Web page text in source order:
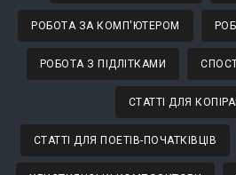
РОБОТА ЗА КОМП'ЮТЕРОМ
РОБОТА З ПІДЛІТКАМИ
СТАТТІ ДЛЯ
СТАТТІ ДЛЯ ПОЕТІВ-ПОЧАТКІВЦІВ